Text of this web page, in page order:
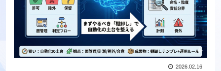
2026.02.16